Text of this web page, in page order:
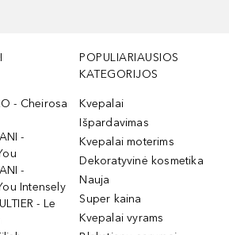
- Cheirosa
-
-
Intensely
- Le
POPULIARIAUSIOS
KATEGORIJOS
Kvepalai
Išpardavimas
Kvepalai moterims
Dekoratyvinė kosmetika
Nauja
Super kaina
Kvepalai vyrams